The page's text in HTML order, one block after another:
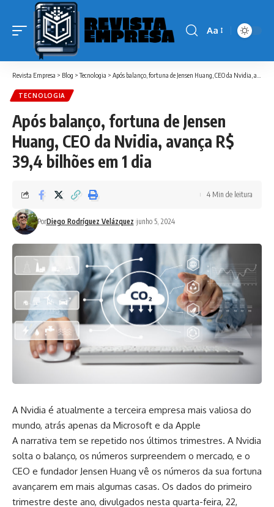
Font
Aa
Revista Empresa > Blog >Tecnologia > Após balanço, fortuna de Jensen Huang, CEO da Nvidia, avança R$ 39,4 bilhões em 1 dia
TECNOLOGIA
Após balanço, fortuna de Jensen
Huang, CEO da Nvidia, avança R$
39,4 bilhões em 1 dia
PorDiego Rodríguez Velázquez junho 5, 2024
4 Min de leitura
A Nvidia é atualmente a terceira empresa mais valiosa do
mundo, atrás apenas da Microsoft e da Apple
A narrativa tem se repetido nos últimos trimestres. A Nvidia
solta o balanço, os números surpreendem o mercado, e o
CEO e fundador Jensen Huang vê os números da sua fortuna
avançarem em mais algumas casas. Os dados do primeiro
trimestre deste ano, divulgados nesta quarta-feira, 22,